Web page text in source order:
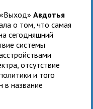
Авдотья
о том, что самая
сегодняшний
системы
отсутствие
и того
в название